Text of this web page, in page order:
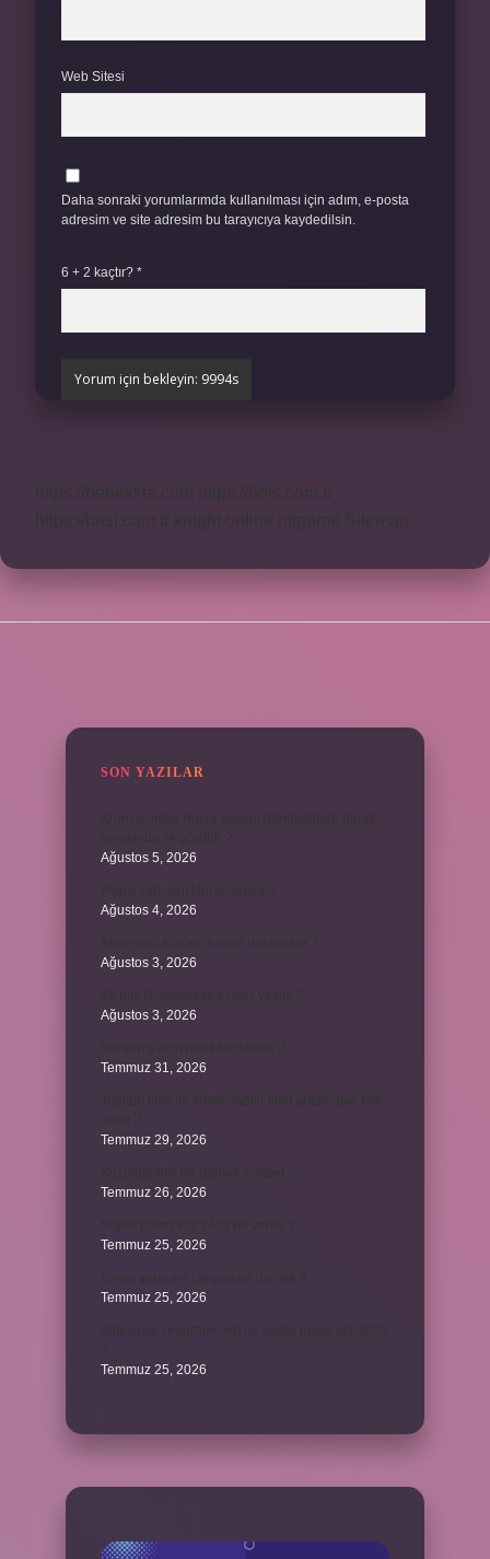
Web Sitesi
Daha sonraki yorumlarımda kullanılması için adım, e-posta
adresim ve site adresim bu tarayıcıya kaydedilsin.
6 + 2 kaçtır? *
SON YAZILAR
Ağustos 5, 2026
Ağustos 4, 2026
Ağustos 3, 2026
Ağustos 3, 2026
Temmuz 31, 2026
Temmuz 29, 2026
Temmuz 26, 2026
Temmuz 25, 2026
Temmuz 25, 2026
Temmuz 25, 2026